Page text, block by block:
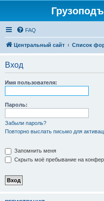
FAQ
Центральный сайт Список
Вход
Имя пользователя:
Пароль:
Забыли пароль?
Повторно выслать письмо для
Запомнить меня
Скрыть моё пребывание на